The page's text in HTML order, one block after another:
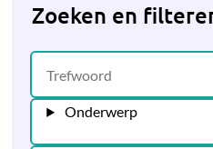
Zoeken en
Onderwerp